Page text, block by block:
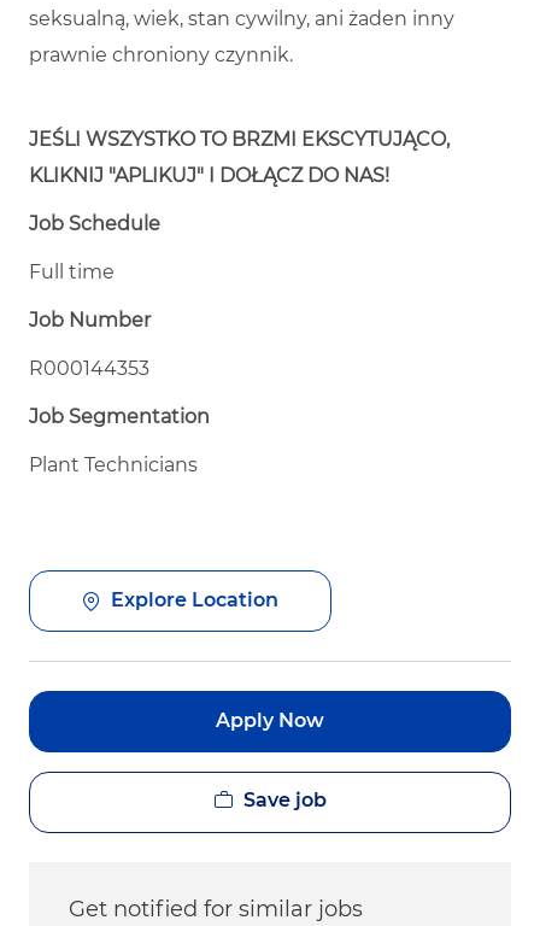
seksualną, wiek, stan cywilny, ani żaden inny
prawnie chroniony czynnik.
JEŚLI WSZYSTKO TO BRZMI EKSCYTUJĄCO,
KLIKNIJ "APLIKUJ" I DOŁĄCZ DO NAS!
Job Schedule
Full time
Job Number
R000144353
Job Segmentation
Plant Technicians
Explore Location
Apply Now
Save job
Get notified for similar jobs